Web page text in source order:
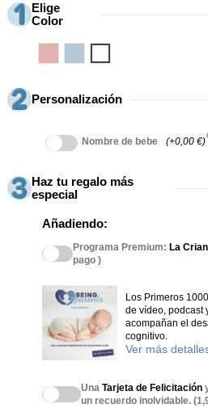
Elige
Color
Personalización
Nombre de bebe (+0,00 €)
Haz tu regalo más
especial
Añadiendo:
Programa Premium: La
pago )
Los Primeros
de vídeo, podcast
acompañan el
cognitivo.
Ver más
Una Tarjeta de Felicitación
un recuerdo inolvidable.